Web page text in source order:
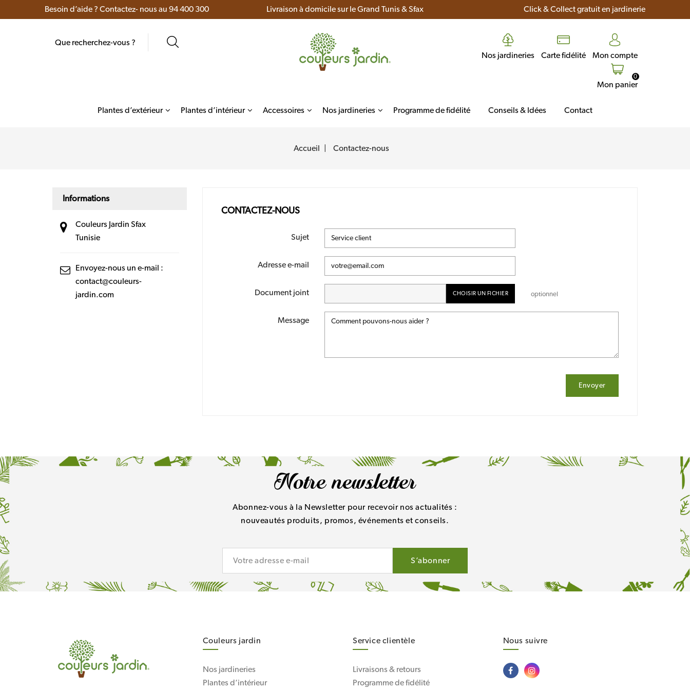
Besoin d’aide ? Contactez- nous au 94 400 300 Livraison à domicile sur le Grand Tunis & Sfax Click & Collect gratuit en jardinerie
Nos jardineries Carte fidélité Mon compte
0
Mon panier
Plantes d’extérieur Plantes d’intérieur Accessoires Nos jardineries Programme de fidélité Conseils & Idées Contact
Accueil Contactez-nous
Informations
Couleurs Jardin Sfax
Tunisie
Envoyez-nous un e-mail :
contact@couleurs-
jardin.com
CONTACTEZ-NOUS
Sujet
Adresse e-mail
Document joint CHOISIR UN FICHIER optionnel
Message
Notre newsletter
Abonnez-vous à la Newsletter pour recevoir nos actualités :
nouveautés produits, promos, événements et conseils.
Couleurs jardin
Nos jardineries
Plantes d’intérieur
Service clientèle
Livraisons & retours
Programme de fidélité
Nous suivre